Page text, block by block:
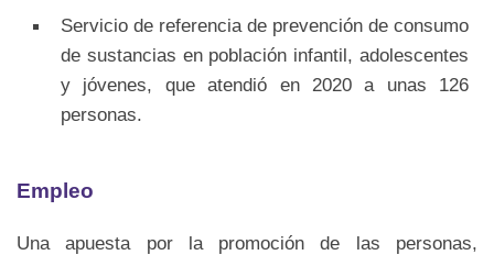
Servicio de referencia de prevención de consumo
de sustancias en población infantil, adolescentes
y jóvenes, que atendió en 2020 a unas 126
personas.
Empleo
Una apuesta por la promoción de las personas,